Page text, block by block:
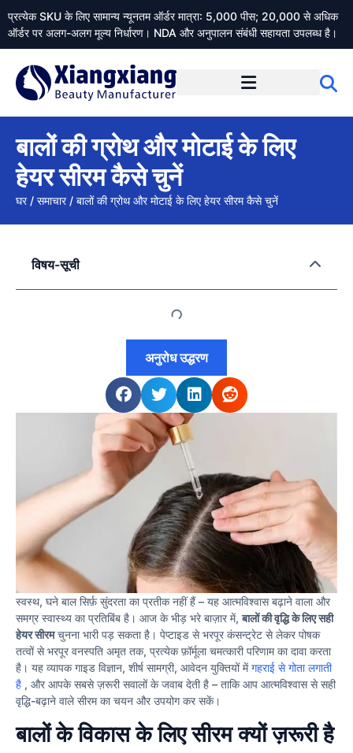
प्रत्येक SKU के लिए सामान्य न्यूनतम ऑर्डर मात्रा: 5,000 पीस; 20,000 से अधिक
ऑर्डर पर अलग-अलग मूल्य निर्धारण। NDA और अनुपालन संबंधी सहायता उपलब्ध है।
बालों की ग्रोथ और मोटाई के लिए
हेयर सीरम कैसे चुनें
घर/ समाचार/ बालों की ग्रोथ और मोटाई के लिए हेयर सीरम कैसे चुनें
स्वस्थ, घने बाल सिर्फ़ सुंदरता का प्रतीक नहीं हैं – यह आत्मविश्वास बढ़ाने वाला और
समग्र स्वास्थ्य का प्रतिबिंब है। आज के भीड़ भरे बाज़ार में,बालों की वृद्धि के लिए सही
हेयर सीरमचुनना भारी पड़ सकता है। पेप्टाइड से भरपूर कंसन्ट्रेट से लेकर पोषक
तत्वों से भरपूर वनस्पति अमृत तक, प्रत्येक फ़ॉर्मूला चमत्कारी परिणाम का दावा करता
है। यह व्यापक गाइड विज्ञान, शीर्ष सामग्री, आवेदन युक्तियों मेंगहराई से गोता लगाती
है , और आपके सबसे ज़रूरी सवालों के जवाब देती है – ताकि आप आत्मविश्वास से सही
वृद्धि-बढ़ाने वाले सीरम का चयन और उपयोग कर सकें।
बालों के विकास के लिए सीरम क्यों ज़रूरी है
विषय-सूची
अनुरोध उद्धरण